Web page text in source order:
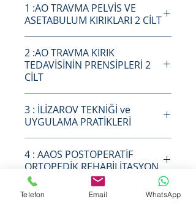
1 :AO TRAVMA PELVİS VE
ASETABULUM KIRIKLARI 2 CİLT
ASETABULUM KIRIKLARI 2 CİLT
2 :AO TRAVMA KIRIK
TEDAVİSİNİN PRENSİPLERİ 2
CİLT
2 :AO TRAVMA KIRIK
TEDAVİSİNİN PRENSİPLERİ 2
CİLT
3 : İLİZAROV TEKNİĞİ ve
UYGULAMA PRATİKLERİ
UYGULAMA PRATİKLERİ
4 : AAOS POSTOPERATİF
ORTOPEDİK REHABİLİTASYON
4 : AAOS POSTOPERATİF
Telefon Email WhatsApp